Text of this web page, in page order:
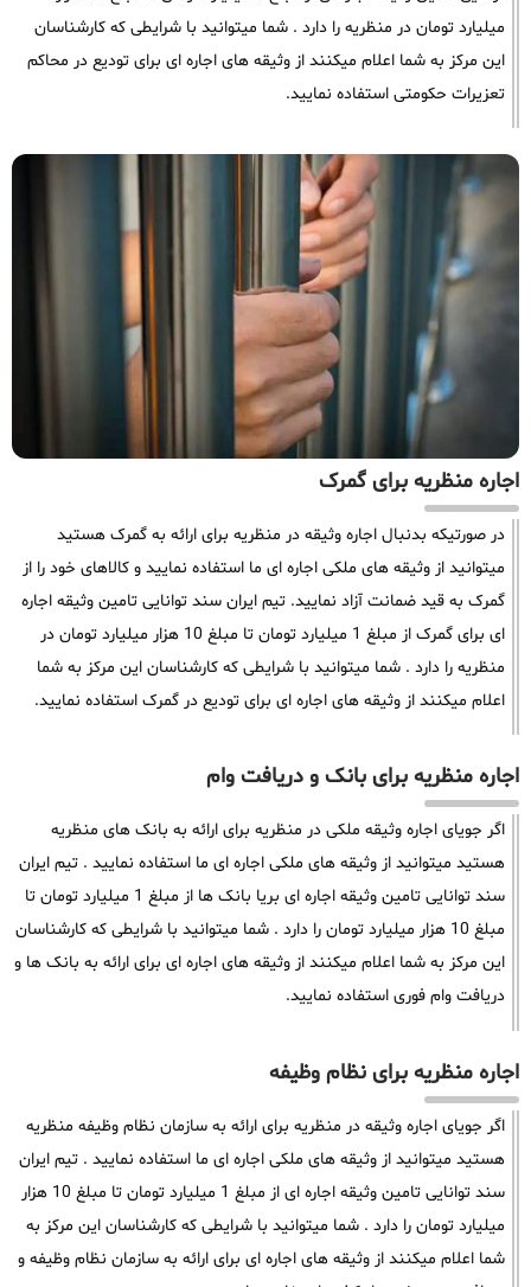
میلیارد تومان در منظریه را دارد . شما میتوانید با شرایطی که کارشناسان
این مرکز به شما اعلام میکنند از وثیقه های اجاره ای برای تودیع در محاکم
تعزیرات حکومتی استفاده نمایید.
اجاره منظریه برای گمرک
در صورتیکه بدنبال اجاره وثیقه در منظریه برای ارائه به گمرک هستید
میتوانید از وثیقه های ملکی اجاره ای ما استفاده نمایید و کالاهای خود را از
گمرک به قید ضمانت آزاد نمایید. تیم ایران سند توانایی تامین وثیقه اجاره
ای برای گمرک از مبلغ 1 میلیارد تومان تا مبلغ 10 هزار میلیارد تومان در
منظریه را دارد . شما میتوانید با شرایطی که کارشناسان این مرکز به شما
اعلام میکنند از وثیقه های اجاره ای برای تودیع در گمرک استفاده نمایید.
اجاره منظریه برای بانک و دریافت وام
اگر جویای اجاره وثیقه ملکی در منظریه برای ارائه به بانک های منظریه
هستید میتوانید از وثیقه های ملکی اجاره ای ما استفاده نمایید . تیم ایران
سند توانایی تامین وثیقه اجاره ای بریا بانک ها از مبلغ 1 میلیارد تومان تا
مبلغ 10 هزار میلیارد تومان را دارد . شما میتوانید با شرایطی که کارشناسان
این مرکز به شما اعلام میکنند از وثیقه های اجاره ای برای ارائه به بانک ها و
دریافت وام فوری استفاده نمایید.
اجاره منظریه برای نظام وظیفه
اگر جویای اجاره وثیقه در منظریه برای ارائه به سازمان نظام وظیفه منظریه
هستید میتوانید از وثیقه های ملکی اجاره ای ما استفاده نمایید . تیم ایران
سند توانایی تامین وثیقه اجاره ای از مبلغ 1 میلیارد تومان تا مبلغ 10 هزار
میلیارد تومان را دارد . شما میتوانید با شرایطی که کارشناسان این مرکز به
شما اعلام میکنند از وثیقه های اجاره ای برای ارائه به سازمان نظام وظیفه و